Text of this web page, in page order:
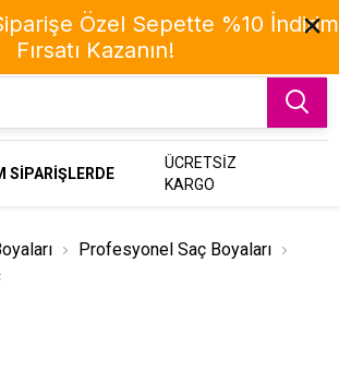
SİPARİŞLERDE
ÜCRETSİZ
KARGO
Profesyonel Saç Boyaları
Özel Sepette %10 İndirim
Fırsatı Kazanın!